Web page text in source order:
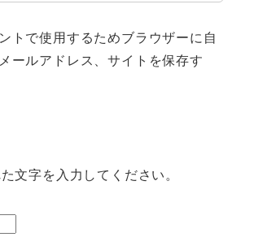
トで使用するためブラウザーに自
ールアドレス、サイトを保存す
文字を入力してください。